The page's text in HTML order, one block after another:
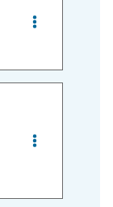
Opties van
Opties van